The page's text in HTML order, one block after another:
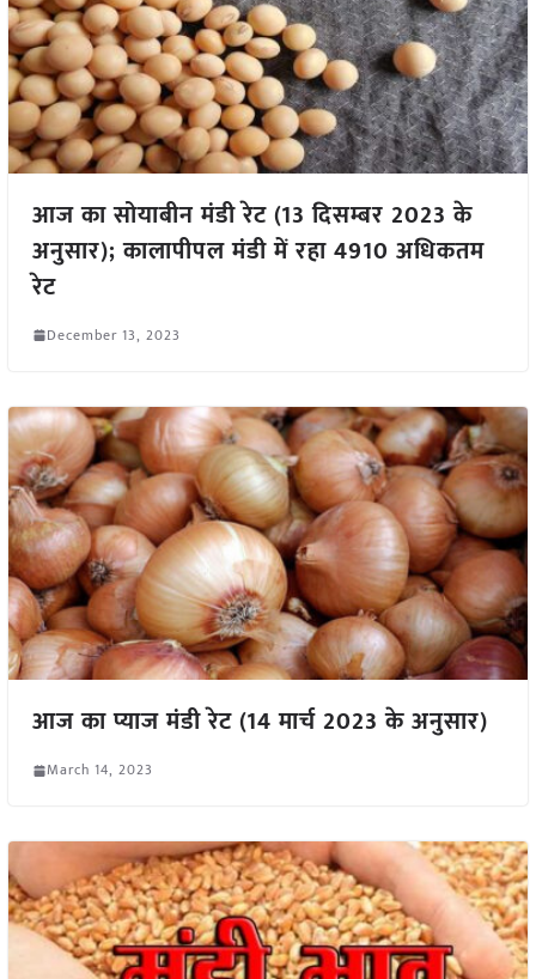
आज का सोयाबीन मंडी रेट (13 दिसम्बर 2023 के
अनुसार); कालापीपल मंडी में रहा 4910 अधिकतम
रेट
December 13, 2023
आज का प्याज मंडी रेट (14 मार्च 2023 के अनुसार)
March 14, 2023